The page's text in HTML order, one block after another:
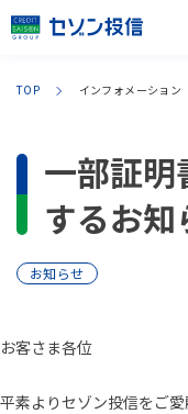
TOP インフォメーション
一部証
するお知
お知らせ
お客さま各位
平素よりセゾン投信をご